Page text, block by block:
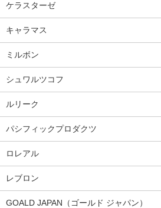
ケラスターゼ
キャラマス
ミルボン
シュワルツコフ
ルリーク
パシフィックプロダクツ
ロレアル
レブロン
GOALD JAPAN（ゴールド ジャパン）